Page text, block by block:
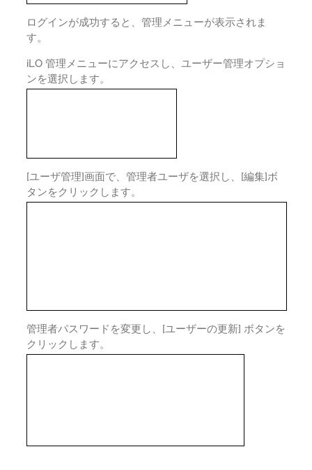
ログインが成功すると、管理メニューが表示されま
す。
iLO 管理メニューにアクセスし、ユーザー管理オプショ
ンを選択します。
[ユーザ管理]画面で、管理者ユーザを選択し、[編集]ボ
タンをクリックします。
管理者パスワードを変更し、[ユーザーの更新] ボタンを
クリックします。